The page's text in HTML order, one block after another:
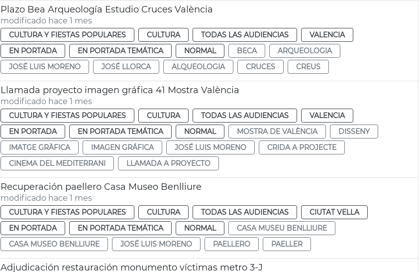
Plazo Bea Arqueología Estudio Cruces València
modificado hace 1 mes
CULTURA Y FIESTAS POPULARES CULTURA TODAS LAS AUDIENCIAS
VALENCIA
EN PORTADA
EN PORTADA TEMÁTICA NORMAL BECA
ARQUEOLOGIA
JOSÉ LUIS MORENO
JOSÉ LLORCA ALQUEOLOGIA CRUCES CREUS
Llamada proyecto imagen gráfica 41 Mostra València
modificado hace 1 mes
CULTURA Y FIESTAS POPULARES CULTURA TODAS LAS AUDIENCIAS
VALENCIA
EN PORTADA
EN PORTADA TEMÁTICA NORMAL MOSTRA DE VALÈNCIA
DISSENY
IMATGE GRÀFICA
IMAGEN GRÁFICA JOSÉ LUIS MORENO
CRIDA A PROJECTE
CINEMA DEL MEDITERRANI
LLAMADA A PROYECTO
Recuperación paellero Casa Museo Benlliure
modificado hace 1 mes
CULTURA Y FIESTAS POPULARES CULTURA TODAS LAS AUDIENCIAS
CIUTAT VELLA
EN PORTADA
EN PORTADA TEMÁTICA NORMAL
CASA MUSEU BENLLIURE
CASA MUSEO BENLLIURE
JOSÉ LUIS MORENO PAELLERO PAELLER
Adjudicación restauración monumento víctimas metro 3-J